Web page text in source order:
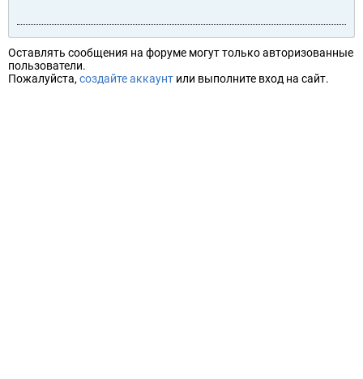
Оставлять сообщения на форуме могут только авторизованные
пользователи.
Пожалуйста, создайте аккаунт или выполните вход на сайт.